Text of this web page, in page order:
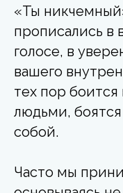
«Ты
прописались в
голосе, в
вашего
тех пор
людьми,
собой.
Часто мы